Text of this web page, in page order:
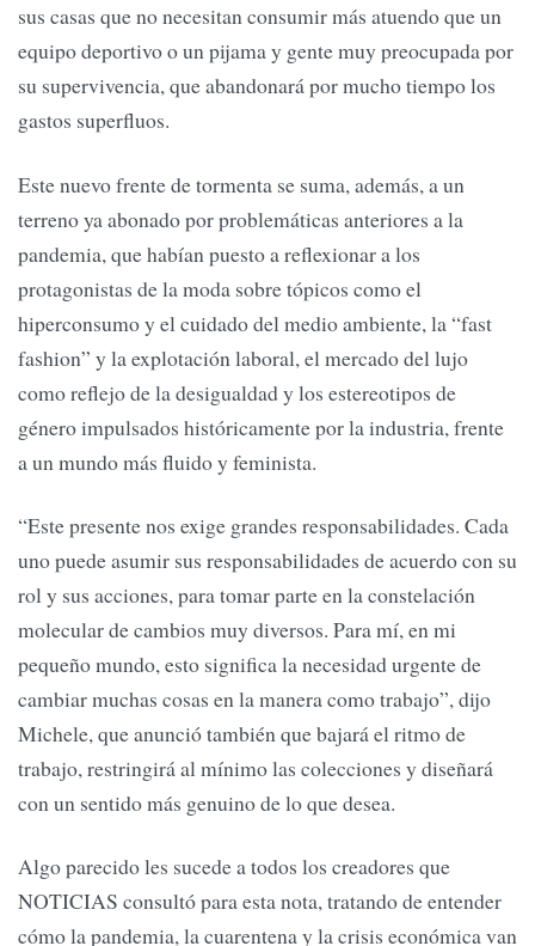
sus casas que no necesitan consumir más atuendo que un
equipo deportivo o un pijama y gente muy preocupada por
su supervivencia, que abandonará por mucho tiempo los
gastos superfluos.
Este nuevo frente de tormenta se suma, además, a un
terreno ya abonado por problemáticas anteriores a la
pandemia, que habían puesto a reflexionar a los
protagonistas de la moda sobre tópicos como el
hiperconsumo y el cuidado del medio ambiente, la “fast
fashion” y la explotación laboral, el mercado del lujo
como reflejo de la desigualdad y los estereotipos de
género impulsados históricamente por la industria, frente
a un mundo más fluido y feminista.
“Este presente nos exige grandes responsabilidades. Cada
uno puede asumir sus responsabilidades de acuerdo con su
rol y sus acciones, para tomar parte en la constelación
molecular de cambios muy diversos. Para mí, en mi
pequeño mundo, esto significa la necesidad urgente de
cambiar muchas cosas en la manera como trabajo”, dijo
Michele, que anunció también que bajará el ritmo de
trabajo, restringirá al mínimo las colecciones y diseñará
con un sentido más genuino de lo que desea.
Algo parecido les sucede a todos los creadores que
NOTICIAS consultó para esta nota, tratando de entender
cómo la pandemia, la cuarentena y la crisis económica van